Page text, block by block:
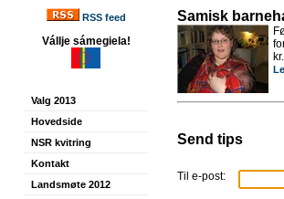
RSS feed
Vállje sámegiela!
Valg 2013
Hovedside
NSR kvitring
Kontakt
Landsmøte 2012
Samisk
Send tips
Til e-post: